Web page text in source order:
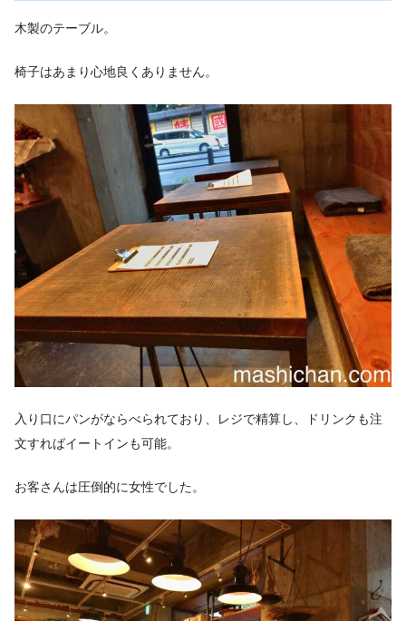
木製のテーブル。
椅子はあまり心地良くありません。
入り口にパンがならべられており、レジで精算し、ドリンクも注
文すればイートインも可能。
お客さんは圧倒的に女性でした。